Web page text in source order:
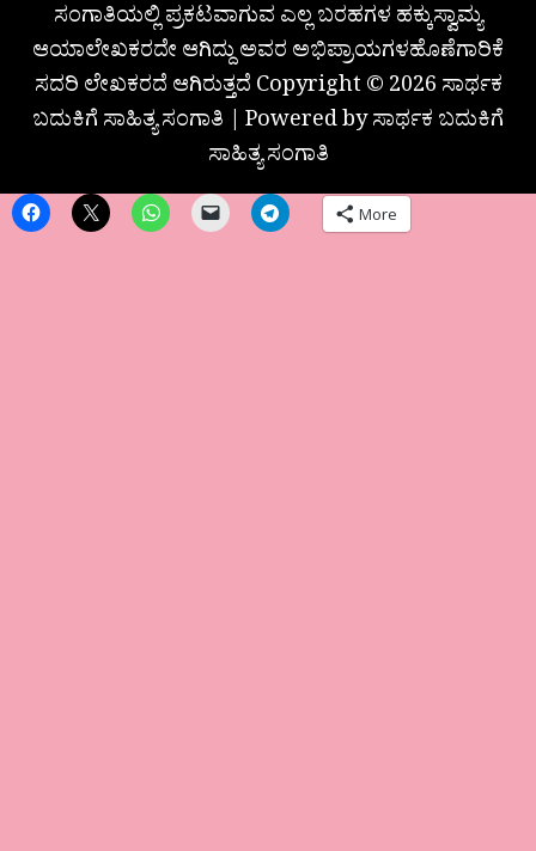
ಸಂಗಾತಿಯಲ್ಲಿ ಪ್ರಕಟವಾಗುವ ಎಲ್ಲ ಬರಹಗಳ ಹಕ್ಕುಸ್ವಾಮ್ಯ
ಆಯಾಲೇಖಕರದೇ ಆಗಿದ್ದು ಅವರ ಅಭಿಪ್ರಾಯಗಳಹೊಣೆಗಾರಿಕೆ
ಸದರಿ ಲೇಖಕರದೆ ಆಗಿರುತ್ತದೆ Copyright © 2026 ಸಾರ್ಥಕ
ಬದುಕಿಗೆ ಸಾಹಿತ್ಯ ಸಂಗಾತಿ | Powered by ಸಾರ್ಥಕ ಬದುಕಿಗೆ
ಸಾಹಿತ್ಯ ಸಂಗಾತಿ
More